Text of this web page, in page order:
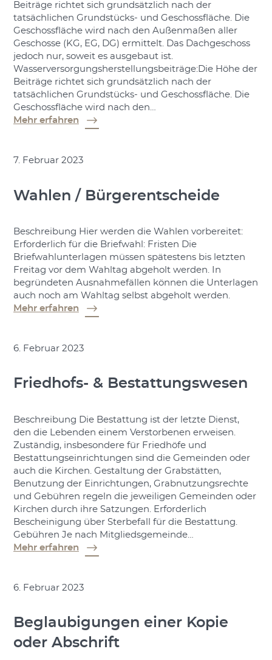
Beiträge richtet sich grundsätzlich nach der
tatsächlichen Grundstücks- und Geschossfläche. Die
Geschossfläche wird nach den Außenmaßen aller
Geschosse (KG, EG, DG) ermittelt. Das Dachgeschoss
jedoch nur, soweit es ausgebaut ist.
Wasserversorgungsherstellungsbeiträge:Die Höhe der
Beiträge richtet sich grundsätzlich nach der
tatsächlichen Grundstücks- und Geschossfläche. Die
Geschossfläche wird nach den…
Mehr erfahren
7. Februar 2023
Wahlen / Bürgerentscheide
Beschreibung Hier werden die Wahlen vorbereitet:
Erforderlich für die Briefwahl: Fristen Die
Briefwahlunterlagen müssen spätestens bis letzten
Freitag vor dem Wahltag abgeholt werden. In
begründeten Ausnahmefällen können die Unterlagen
auch noch am Wahltag selbst abgeholt werden.
Mehr erfahren
6. Februar 2023
Friedhofs- & Bestattungswesen
Beschreibung Die Bestattung ist der letzte Dienst,
den die Lebenden einem Verstorbenen erweisen.
Zuständig, insbesondere für Friedhöfe und
Bestattungseinrichtungen sind die Gemeinden oder
auch die Kirchen. Gestaltung der Grabstätten,
Benutzung der Einrichtungen, Grabnutzungsrechte
und Gebühren regeln die jeweiligen Gemeinden oder
Kirchen durch ihre Satzungen. Erforderlich
Bescheinigung über Sterbefall für die Bestattung.
Gebühren Je nach Mitgliedsgemeinde…
Mehr erfahren
6. Februar 2023
Beglaubigungen einer Kopie
oder Abschrift